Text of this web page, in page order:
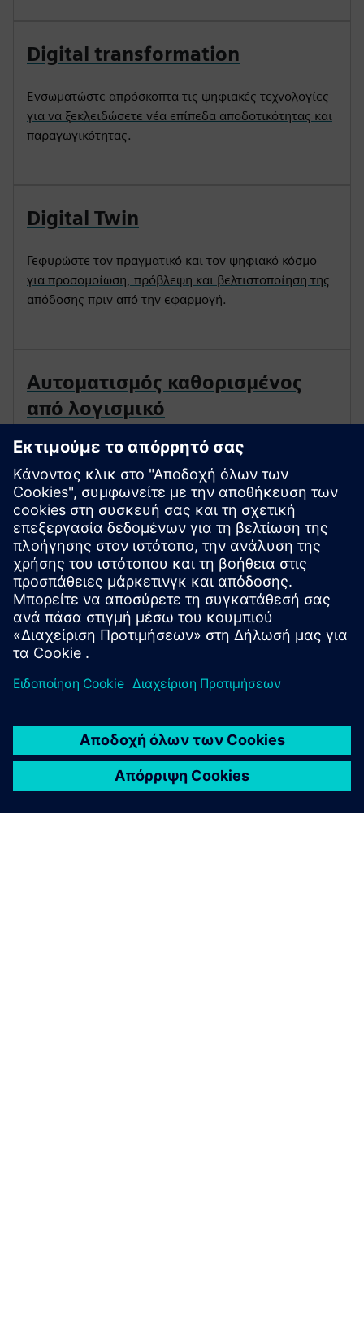
Digital transformation
Ενσωματώστε απρόσκοπτα τις ψηφιακές τεχνολογίες
για να ξεκλειδώσετε νέα επίπεδα αποδοτικότητας και
παραγωγικότητας.
Digital Twin
Γεφυρώστε τον πραγματικό και τον ψηφιακό κόσμο
για προσομοίωση, πρόβλεψη και βελτιστοποίηση της
απόδοσης πριν από την εφαρμογή.
Αυτοματισμός καθορισμένος
από λογισμικό
Επιτύχετε πρωτοφανή ευελιξία με τη σύγκλιση
συστημάτων πληροφορικής και OT σε μια
ενοποιημένη αρχιτεκτονική.
Sustainability
Προώθηση της απαλλαγής από τον άνθρακα και την
αποδοτικότητα των πόρων διατηρώντας παράλληλα τη
βιομηχανική ανταγωνιστικότητα.
Είστε έτοιμοι να ενορχηστρώσετε τη
βιομηχανική σας επιτυχία;